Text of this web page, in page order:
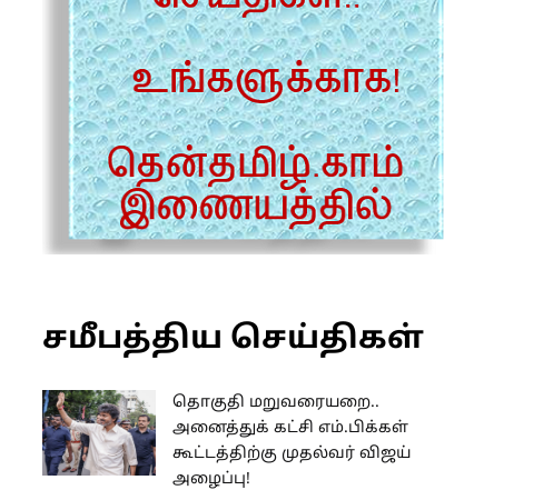
சமீபத்திய செய்திகள்
தொகுதி மறுவரையறை..
அனைத்துக் கட்சி எம்.பிக்கள்
கூட்டத்திற்கு முதல்வர் விஜய்
அழைப்பு!